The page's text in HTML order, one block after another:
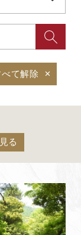
て解除
る